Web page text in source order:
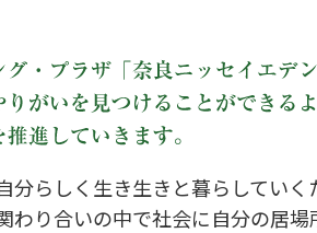
分らしく生き生きと暮らしてい
わり合いの中で社会に自分の居